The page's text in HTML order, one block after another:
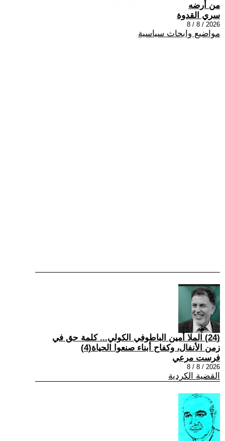
من أرضه
سري القدوة
2026 / 8 / 8
مواضيع وابحاث سياسية
(24) الملا أمين الباطوفي الكولي... كلمة حق في
زمن الأنفال، وكفاح أبناء صنعوا الحياة(4)
فرست مرعي
2026 / 8 / 8
القضية الكردية